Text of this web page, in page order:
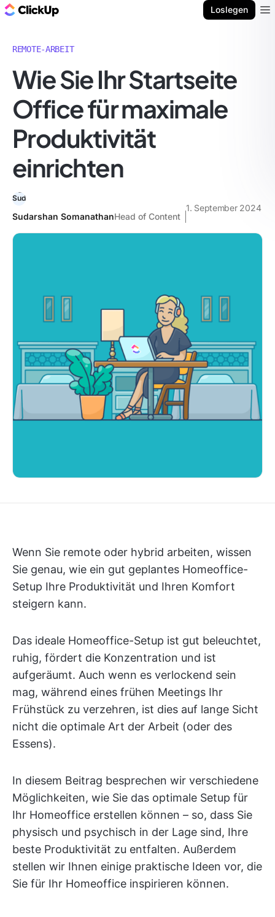
Loslegen
REMOTE-ARBEIT
Wie Sie Ihr Startseite
Office für maximale
Produktivität
einrichten
Sudarshan SomanathanHead of Content
1. September 2024
Wenn Sie remote oder hybrid arbeiten, wissen
Sie genau, wie ein gut geplantes Homeoffice-
Setup Ihre Produktivität und Ihren Komfort
steigern kann.
Das ideale Homeoffice-Setup ist gut beleuchtet,
ruhig, fördert die Konzentration und ist
aufgeräumt. Auch wenn es verlockend sein
mag, während eines frühen Meetings Ihr
Frühstück zu verzehren, ist dies auf lange Sicht
nicht die optimale Art der Arbeit (oder des
Essens).
In diesem Beitrag besprechen wir verschiedene
Möglichkeiten, wie Sie das optimale Setup für
Ihr Homeoffice erstellen können – so, dass Sie
physisch und psychisch in der Lage sind, Ihre
beste Produktivität zu entfalten. Außerdem
stellen wir Ihnen einige praktische Ideen vor, die
Sie für Ihr Homeoffice inspirieren können.